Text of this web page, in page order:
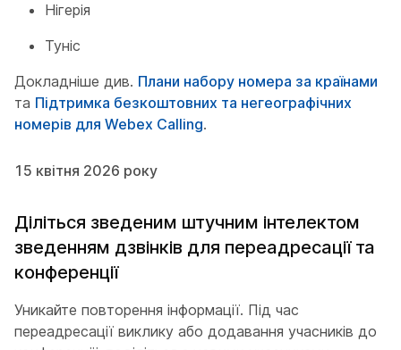
Нігерія
Туніс
Докладніше див. Плани набору номера за країнами
та Підтримка безкоштовних та негеографічних
номерів для Webex Calling.
15 квітня 2026 року
Діліться зведеним штучним інтелектом
зведенням дзвінків для переадресації та
конференції
Уникайте повторення інформації. Під час
переадресації виклику або додавання учасників до